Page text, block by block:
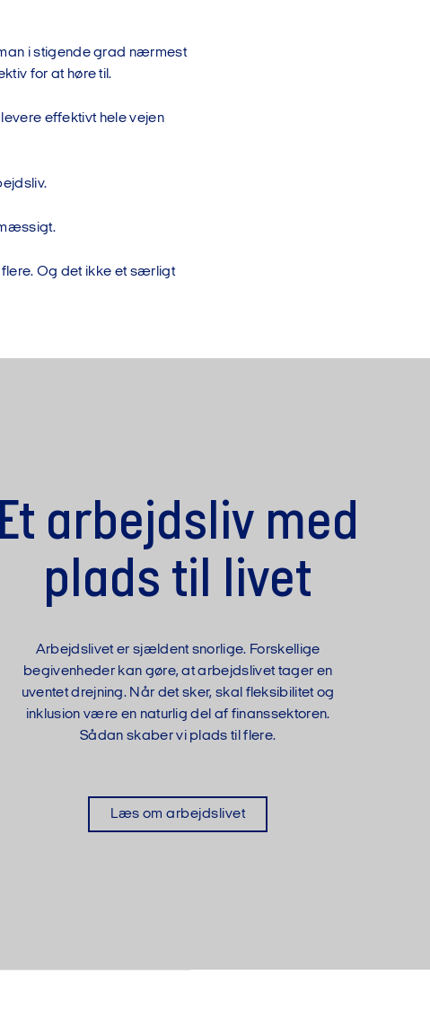
i stigende grad nærmest
for at høre til.
effektivt hele vejen
Og det ikke et særligt
Et arbejdsliv med
plads til livet
Arbejdslivet er sjældent snorlige. Forskellige
begivenheder kan gøre, at arbejdslivet tager en
uventet drejning. Når det sker, skal fleksibilitet og
inklusion være en naturlig del af finanssektoren.
Sådan skaber vi plads til flere.
Læs om arbejdslivet